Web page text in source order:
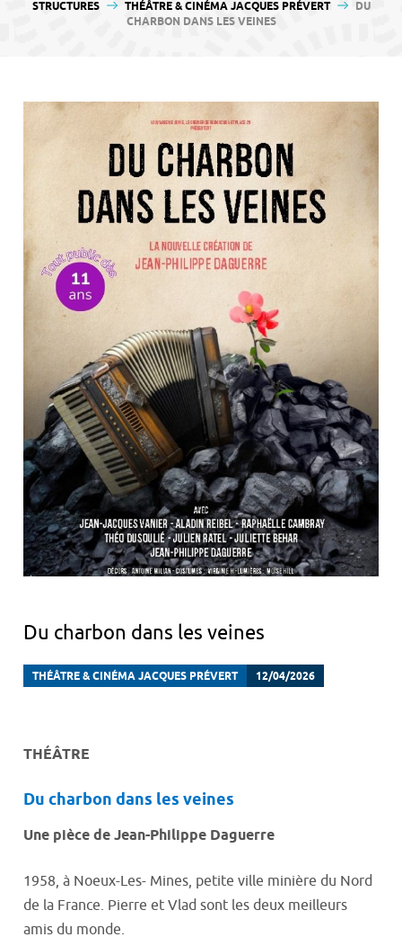
STRUCTURES
THÉÂTRE & CINÉMA JACQUES PRÉVERT
DU
CHARBON DANS LES VEINES
Du charbon dans les veines
THÉÂTRE & CINÉMA JACQUES PRÉVERT 12/04/2026
THÉÂTRE
Du charbon dans les veines
Une pièce de Jean-Philippe Daguerre
1958, à Noeux-Les- Mines, petite ville minière du Nord
de la France. Pierre et Vlad sont les deux meilleurs
amis du monde.